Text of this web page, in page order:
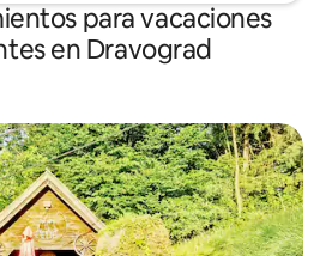
para vacaciones
en Dravograd